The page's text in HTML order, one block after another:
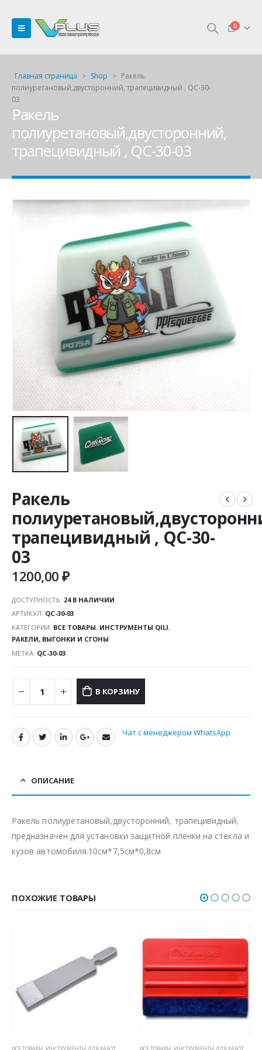
0
Главная страница > Shop > Ракель
полиуретановый,двусторонний, трапецивидный , QC-30-
03
Ракель
полиуретановый,двусторонний,
трапецивидный , QC-30-03
Ракель
трапецивидный , QC-30-
03
1200,00₽
ДОСТУПНОСТЬ: 24 В НАЛИЧИИ
АРТИКУЛ: QC-30-03
КАТЕГОРИИ: ВСЕ ТОВАРЫ, ИНСТРУМЕНТЫ QILI,
РАКЕЛИ, ВЫГОНКИ И СГОНЫ
МЕТКА: QC-30-03
В КОРЗИНУ
Чат с менеджером WhatsApp
ОПИСАНИЕ
Ракель полиуретановый,двусторонний, трапецивидный,
предназначен для установки защитной пленки на стекла и
кузов автомобиля.10см*7,5см*0,8см
ПОХОЖИЕ ТОВАРЫ
,РАКЕЛИ, ВЫГОНКИ И СГОНЫ
ВСЕ ТОВАРЫ ИНСТРУМЕНТЫ ДЛЯ РАБОТЫ С ПЛЕНКАМИ ,РАКЕЛИ, ВЫГОНКИ И СГОНЫ
ВСЕ ТОВАРЫ ИНСТРУМЕНТЫ ДЛЯ РАБОТЫ С ПЛЕНКАМИ